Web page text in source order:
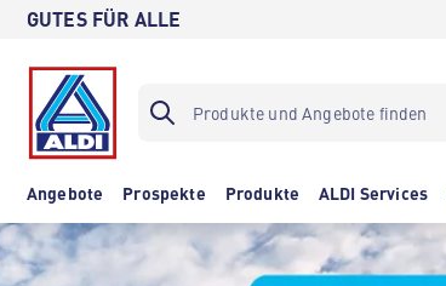
GUTES FÜR ALLE
Angebote Prospekte Produkte ALDI Services